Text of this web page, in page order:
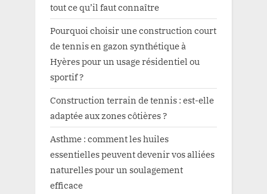
tout ce qu’il faut connaître
Pourquoi choisir une construction court
de tennis en gazon synthétique à
Hyères pour un usage résidentiel ou
sportif ?
Construction terrain de tennis : est-elle
adaptée aux zones côtières ?
Asthme : comment les huiles
essentielles peuvent devenir vos alliées
naturelles pour un soulagement
efficace